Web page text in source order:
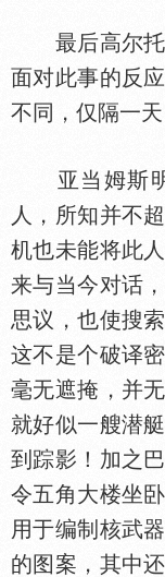
最后高尔托
面对此事的反
不同，仅隔一
亚当姆斯明
人，所知并不
机也未能将此
来与当今对话
思议，也使搜
这不是个破译
毫无遮掩，并
就好似一艘潜
到踪影！加之
令五角大楼坐
用于编制核武
的图案，其中